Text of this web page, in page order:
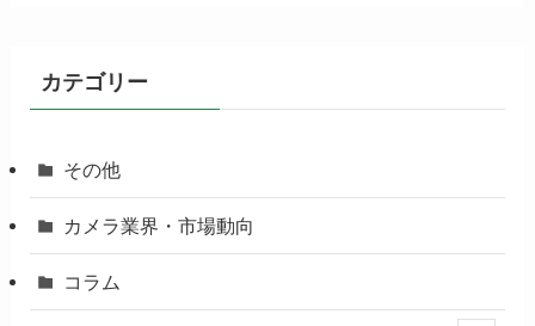
カテゴリー
その他
カメラ業界・市場動向
コラム